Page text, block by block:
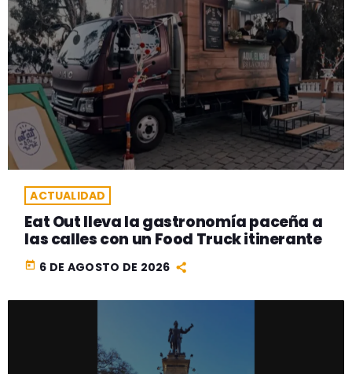
ACTUALIDAD
Eat Out lleva la gastronomía paceña a
las calles con un Food Truck itinerante
today 6 DE AGOSTO DE 2026